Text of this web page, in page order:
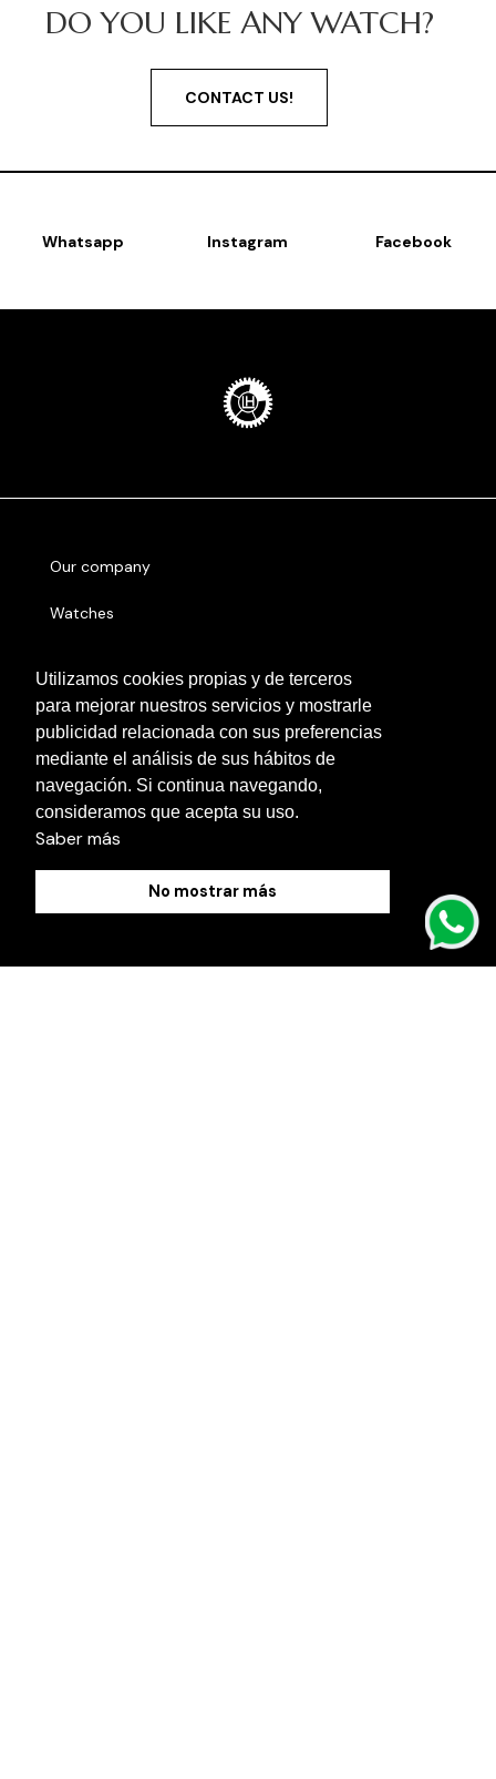
Utilizamos cookies propias y de terceros
para mejorar nuestros servicios y mostrarle
publicidad relacionada con sus preferencias
mediante el análisis de sus hábitos de
navegación. Si continua navegando,
consideramos que acepta su uso.
Saber más
No mostrar más
DO YOU LIKE ANY WATCH?
CONTACT US!
Whatsapp Instagram Facebook
Our company
Watches
Serial number
Other cities
Contact us